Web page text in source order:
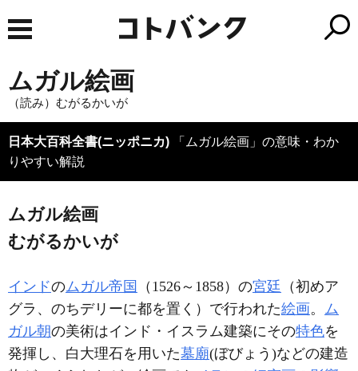
ムガル絵画
（読み）むがるかいが
日本大百科全書(ニッポニカ) 「ムガル絵画」の意味・わか
りやすい解説
ムガル絵画
むがるかいが
インドのムガル帝国 （1526～1858）の宮廷 （初めア
グラ、のちデリーに都を置く）で行われた絵画。 ム
ガル朝の美術はインド・イスラム建築にその特色を
発揮し、白大理石を用いた墓廟(ぼびょう)などの建造